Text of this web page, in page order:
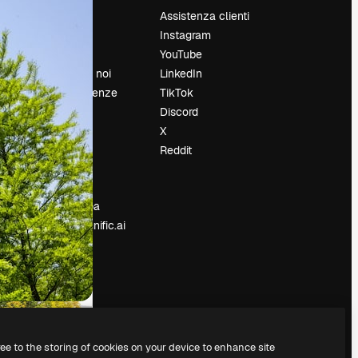
Lavora con noi
Cerca tendenze
Blog
Eventi
Slidesgo
Vendi i tuoi
contenuti
Sala stampa
Cerchi magnific.ai
Assistenza clienti
Instagram
YouTube
LinkedIn
TikTok
Discord
X
Reddit
to the storing of cookies on your device to enhance site